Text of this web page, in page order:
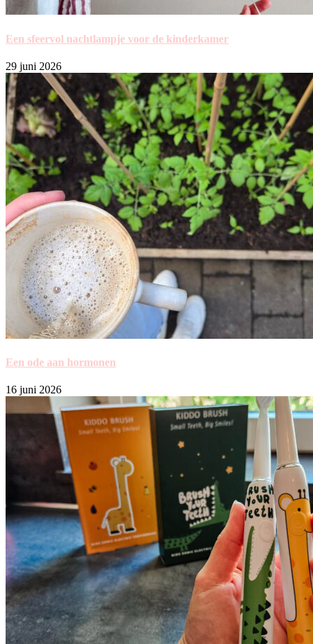
Een sfeervol nachtlampje voor de kinderkamer
29 juni 2026
Een ode aan hormonen
16 juni 2026